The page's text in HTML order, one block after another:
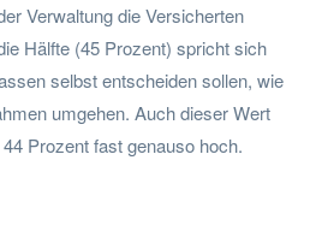
Verwaltung die Versicherten
Hälfte (45 Prozent) spricht sich
selbst entscheiden sollen, wie
umgehen. Auch dieser Wert
Prozent fast genauso hoch.